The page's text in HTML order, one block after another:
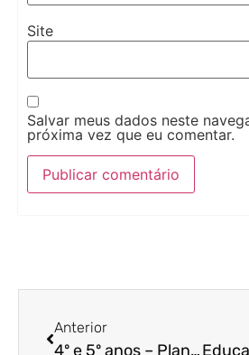
Site
Salvar meus dados neste
próxima vez que eu comentar.
Anterior
4º e 5º anos – Plano de Aula Integrado: Ritmo, Expressão e Cultura da Corda